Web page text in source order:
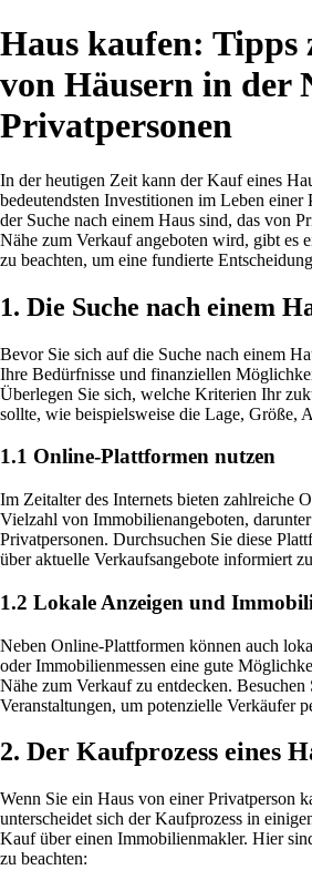
Haus kaufen: Tipps
von Häusern in der
Privatpersonen
In der heutigen Zeit kann der Kauf eines
bedeutendsten Investitionen im Leben einer
der Suche nach einem Haus sind, das von
Nähe zum Verkauf angeboten wird, gibt es
zu beachten, um eine fundierte
1. Die Suche nach einem
Bevor Sie sich auf die Suche nach einem
Ihre Bedürfnisse und finanziellen
Überlegen Sie sich, welche Kriterien Ihr
sollte, wie beispielsweise die Lage, Größe,
1.1 Online-Plattformen nutzen
Im Zeitalter des Internets bieten zahlreiche
Vielzahl von Immobilienangeboten,
Privatpersonen. Durchsuchen Sie diese
über aktuelle Verkaufsangebote informiert
1.2 Lokale Anzeigen und
Neben Online-Plattformen können auch
oder Immobilienmessen eine gute
Nähe zum Verkauf zu entdecken. Besuchen
Veranstaltungen, um potenzielle Verkäufer
2. Der Kaufprozess eines
Wenn Sie ein Haus von einer Privatperson
unterscheidet sich der Kaufprozess in
Kauf über einen Immobilienmakler. Hier
zu beachten: